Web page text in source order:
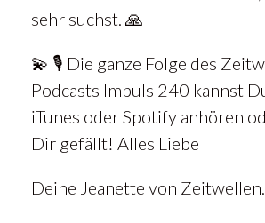
sehr suchst. 🙏
💫 🎙️ Die ganze Folge des
Podcasts Impuls 240 kannst
iTunes oder Spotify anhören
Dir gefällt! Alles Liebe
Deine Jeanette von